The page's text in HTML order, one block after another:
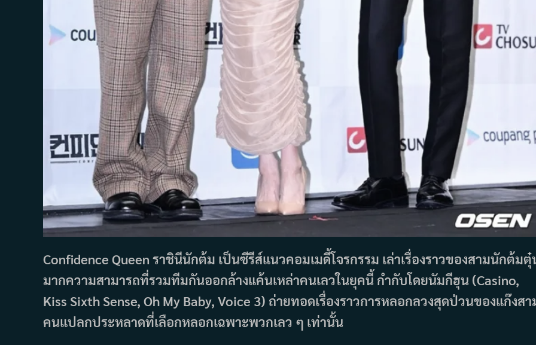
Confidence Queen ราชินีนักต้ม เป็นซีรีส์แนวคอมเมดี้โจรกรรม เล่าเรื่องราวของสามนักต้มตุ๋
มากความสามารถที่รวมทีมกันออกล้างแค้นเหล่าคนเลวในยุคนี้ กำกับโดยนัมกีฮุน (Casino,
Kiss Sixth Sense, Oh My Baby, Voice 3) ถ่ายทอดเรื่องราวการหลอกลวงสุดป่วนของแก๊งสา
คนแปลกประหลาดที่เลือกหลอกเฉพาะพวกเลว ๆ เท่านั้น